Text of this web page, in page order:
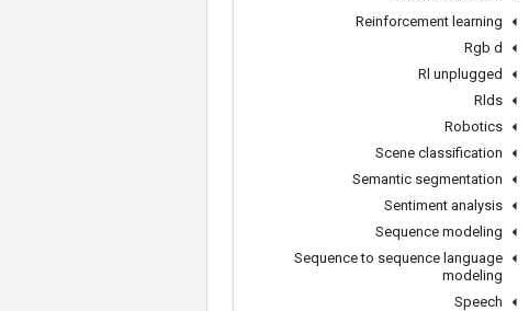
Reinforcement learning
Rgb d
Rl unplugged
Rlds
Robotics
Scene classification
Semantic segmentation
Sentiment analysis
Sequence modeling
Sequence to sequence language
modeling
Speech